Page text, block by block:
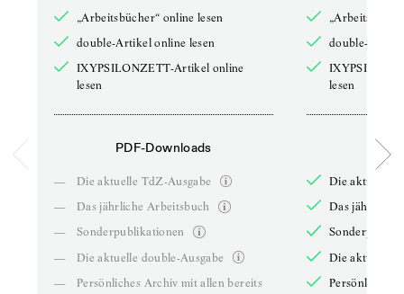
„Arbeitsbücher“ online lesen
double-Artikel online lesen
IXYPSILONZETT-Artikel online
lesen
PDF-Downloads
—
Die aktuelle TdZ-Ausgabe
—
Das jährliche Arbeitsbuch
—
Sonderpublikationen
—
Die aktuelle double-Ausgabe
—
Persönliches Archiv mit allen bereits
double-
lesen
Die aktuelle
Das jährliche
Die aktuelle
Persönliches